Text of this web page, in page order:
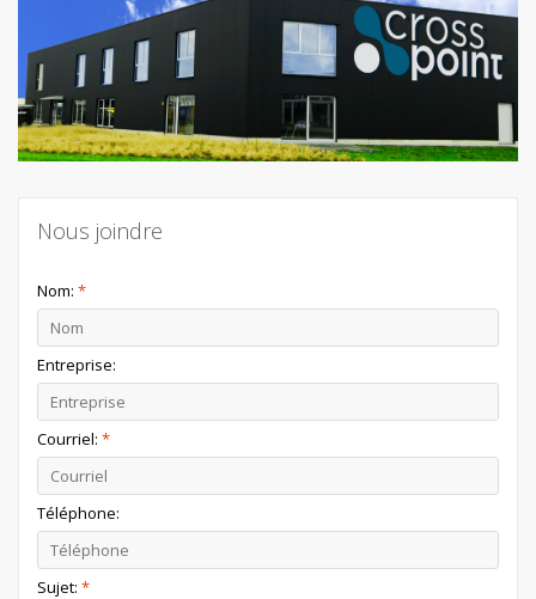
Nous joindre
Nom: *
Entreprise:
Courriel: *
Téléphone:
Sujet: *